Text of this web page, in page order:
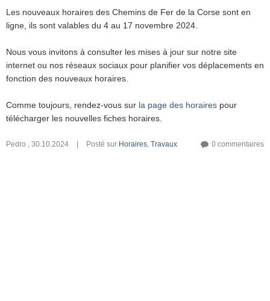
Les nouveaux horaires des Chemins de Fer de la Corse sont en
ligne, ils sont valables du 4 au 17 novembre 2024.
Nous vous invitons à consulter les mises à jour sur notre site
internet ou nos réseaux sociaux pour planifier vos déplacements en
fonction des nouveaux horaires.
Comme toujours, rendez-vous sur la page des horaires pour
télécharger les nouvelles fiches horaires.
Pedro , 30.10.2024 Posté sur Horaires, Travaux 0 commentaires